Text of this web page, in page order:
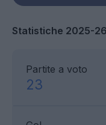
Statistiche 2025-26
Partite a voto
23